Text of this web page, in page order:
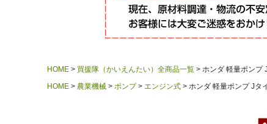
HOME 買援隊（かいえんたい）全商品一覧
ホンダ 軽量ポンプ
HOME
農業機械 ポンプ エンジン式 ホンダ 軽量ポンプ Jタ